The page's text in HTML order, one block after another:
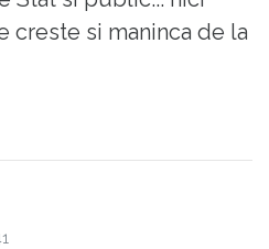
creste si maninca de la
facem, urmarim sau